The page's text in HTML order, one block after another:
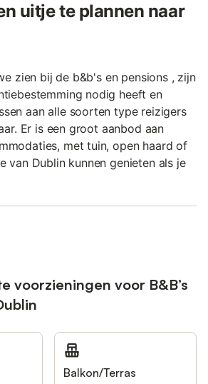
uitje te plannen naar
zien bij de b&b's en pensions , zijn
nodig heeft en
aan alle soorten type reizigers
Er is een groot aanbod aan
met tuin, open haard of
van Dublin kunnen genieten als je
voorzieningen voor B&B’s
Balkon/Terras